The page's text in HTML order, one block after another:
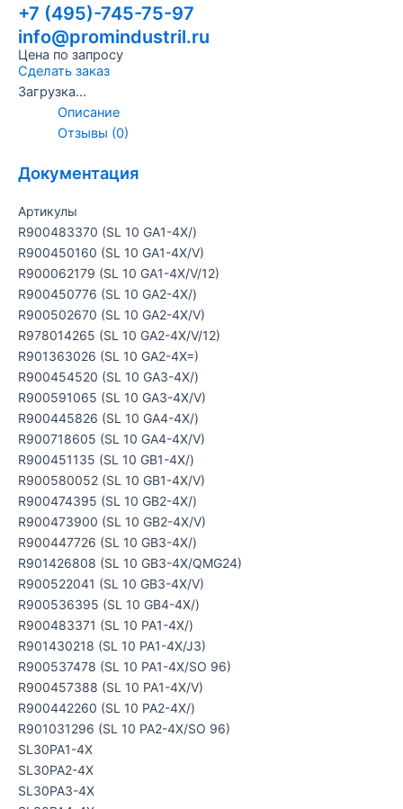
+7 (495)-745-75-97
info@promindustril.ru
Цена по запросу
Сделать заказ
Загрузка...
Описание
Отзывы (0)
Документация
Артикулы
R900483370 (SL 10 GA1-4X/)
R900450160 (SL 10 GA1-4X/V)
R900062179 (SL 10 GA1-4X/V/12)
R900450776 (SL 10 GA2-4X/)
R900502670 (SL 10 GA2-4X/V)
R978014265 (SL 10 GA2-4X/V/12)
R901363026 (SL 10 GA2-4X=)
R900454520 (SL 10 GA3-4X/)
R900591065 (SL 10 GA3-4X/V)
R900445826 (SL 10 GA4-4X/)
R900718605 (SL 10 GA4-4X/V)
R900451135 (SL 10 GB1-4X/)
R900580052 (SL 10 GB1-4X/V)
R900474395 (SL 10 GB2-4X/)
R900473900 (SL 10 GB2-4X/V)
R900447726 (SL 10 GB3-4X/)
R901426808 (SL 10 GB3-4X/QMG24)
R900522041 (SL 10 GB3-4X/V)
R900536395 (SL 10 GB4-4X/)
R900483371 (SL 10 PA1-4X/)
R901430218 (SL 10 PA1-4X/J3)
R900537478 (SL 10 PA1-4X/SO 96)
R900457388 (SL 10 PA1-4X/V)
R900442260 (SL 10 PA2-4X/)
R901031296 (SL 10 PA2-4X/SO 96)
SL30PA1-4X
SL30PA2-4X
SL30PA3-4X